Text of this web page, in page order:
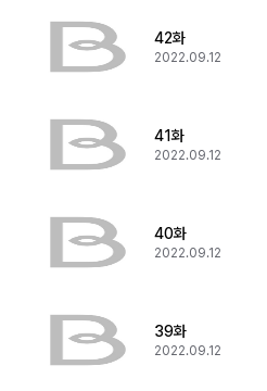
42화
2022.09.12
41화
2022.09.12
40화
2022.09.12
39화
2022.09.12